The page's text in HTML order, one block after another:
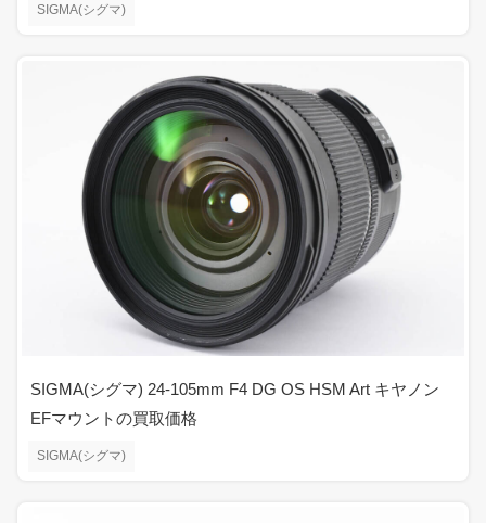
SIGMA(シグマ)
SIGMA(シグマ)
SIGMA(シグマ) 24-105mm F4 DG OS HSM Art キヤノン
EFマウントの買取価格